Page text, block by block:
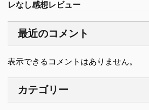
レなし感想レビュー
最近のコメント
表示できるコメントはありません。
カテゴリー